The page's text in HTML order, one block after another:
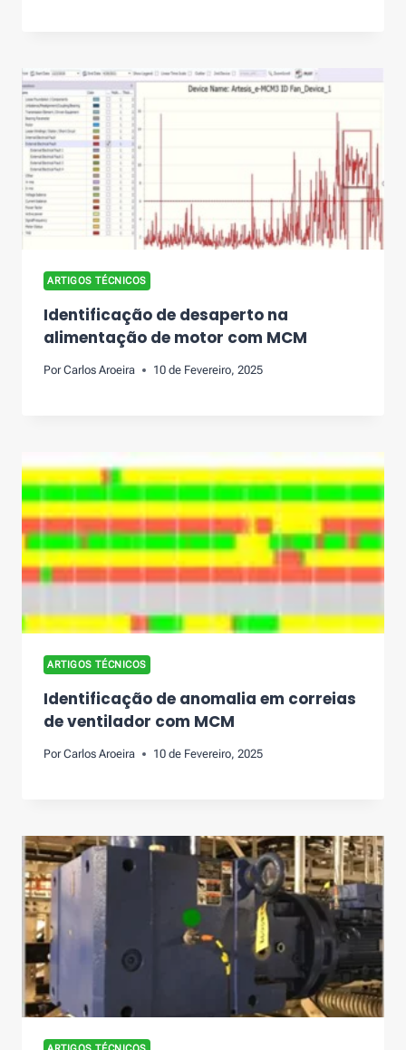
ARTIGOS TÉCNICOS
Identificação de desaperto na
alimentação de motor com MCM
Por Carlos Aroeira 10 de Fevereiro, 2025
ARTIGOS TÉCNICOS
Identificação de anomalia em correias
de ventilador com MCM
Por Carlos Aroeira 10 de Fevereiro, 2025